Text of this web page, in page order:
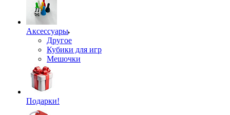
Аксессуары
Другое
Кубики для игр
Мешочки
Подарки!